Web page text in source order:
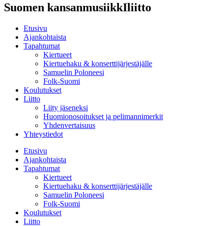
Suomen kansanmusiikkIliitto
Etusivu
Ajankohtaista
Tapahtumat
Kiertueet
Kiertuehaku & konserttijärjestäjälle
Samuelin Poloneesi
Folk-Suomi
Koulutukset
Liitto
Liity jäseneksi
Huomionosoitukset ja pelimannimerkit
Yhdenvertaisuus
Yhteystiedot
Etusivu
Ajankohtaista
Tapahtumat
Kiertueet
Kiertuehaku & konserttijärjestäjälle
Samuelin Poloneesi
Folk-Suomi
Koulutukset
Liitto